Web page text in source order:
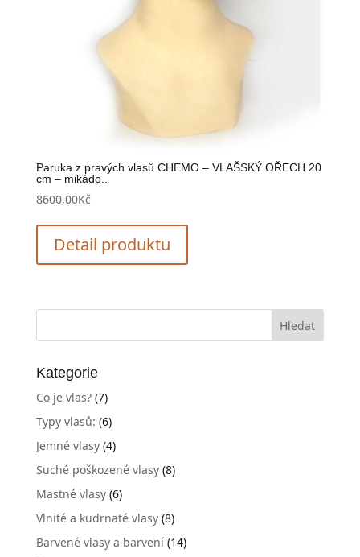
Paruka z pravých vlasů CHEMO – VLAŠSKÝ OŘECH 20
cm – mikádo..
8600,00Kč
Detail produktu
Kategorie
Co je vlas?(7)
Typy vlasů: (6)
Jemné vlasy(4)
Suché poškozené vlasy(8)
Mastné vlasy(6)
Vlnité a kudrnaté vlasy(8)
Barvené vlasy a barvení(14)